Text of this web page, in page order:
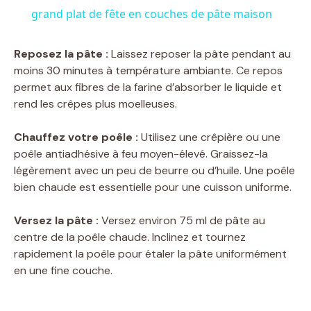
e
o
grand plat de fête en couches de pâte maison
Reposez la pâte : Laissez reposer la pâte pendant au
moins 30 minutes à température ambiante. Ce repos
permet aux fibres de la farine d’absorber le liquide et
rend les crêpes plus moelleuses.
Chauffez votre poêle : Utilisez une crêpière ou une
poêle antiadhésive à feu moyen-élevé. Graissez-la
légèrement avec un peu de beurre ou d’huile. Une poêle
bien chaude est essentielle pour une cuisson uniforme.
Versez la pâte : Versez environ 75 ml de pâte au
centre de la poêle chaude. Inclinez et tournez
rapidement la poêle pour étaler la pâte uniformément
en une fine couche.